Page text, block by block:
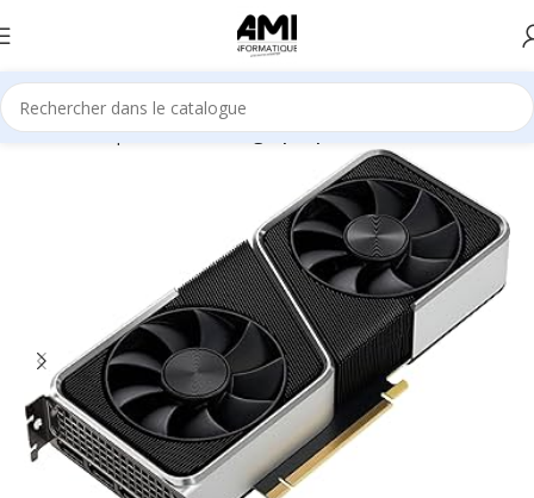
Accueil Composants Cartes graphiques